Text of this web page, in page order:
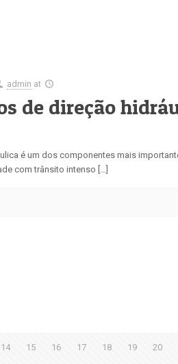
admin at
de direção
é um dos componentes mais
com trânsito intenso […]
14 15 16 17 18 19 20